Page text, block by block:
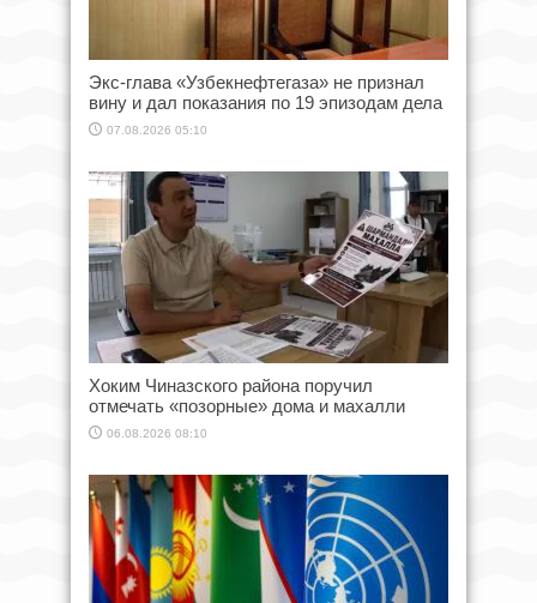
Экс-глава «Узбекнефтегаза» не признал
вину и дал показания по 19 эпизодам дела
07.08.2026 05:10
Хоким Чиназского района поручил
отмечать «позорные» дома и махалли
06.08.2026 08:10